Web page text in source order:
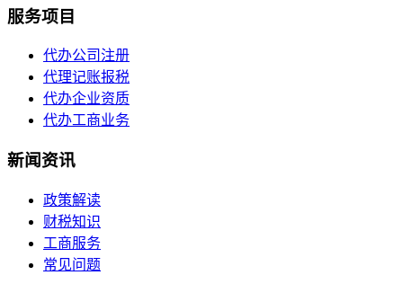
服务项目
代办公司注册
代理记账报税
代办企业资质
代办工商业务
新闻资讯
政策解读
财税知识
工商服务
常见问题